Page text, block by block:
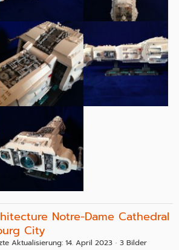
Notre-Dame Cathedral
City
Aktualisierung: 14. April 2023 3 Bilder